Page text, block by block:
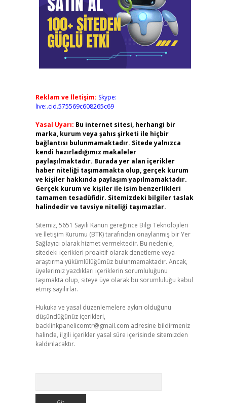
Reklam ve İletişim: Skype:
live:.cid.575569c608265c69
Yasal Uyarı: Bu internet sitesi, herhangi bir
marka, kurum veya şahıs şirketi ile hiçbir
bağlantısı bulunmamaktadır. Sitede yalnızca
kendi hazırladığımız makaleler
paylaşılmaktadır. Burada yer alan içerikler
haber niteliği taşımamakta olup, gerçek kurum
ve kişiler hakkında paylaşım yapılmamaktadır.
Gerçek kurum ve kişiler ile isim benzerlikleri
tamamen tesadüfidir. Sitemizdeki bilgiler taslak
halindedir ve tavsiye niteliği taşımazlar.
Sitemiz, 5651 Sayılı Kanun gereğince Bilgi Teknolojileri
ve İletişim Kurumu (BTK) tarafından onaylanmış bir Yer
Sağlayıcı olarak hizmet vermektedir. Bu nedenle,
sitedeki içerikleri proaktif olarak denetleme veya
araştırma yükümlülüğümüz bulunmamaktadır. Ancak,
üyelerimiz yazdıkları içeriklerin sorumluluğunu
taşımakta olup, siteye üye olarak bu sorumluluğu kabul
etmiş sayılırlar.
Hukuka ve yasal düzenlemelere aykırı olduğunu
düşündüğünüz içerikleri,
backlinkpanelicomtr@gmail.com adresine bildirmeniz
halinde, ilgili içerikler yasal süre içerisinde sitemizden
kaldırılacaktır.